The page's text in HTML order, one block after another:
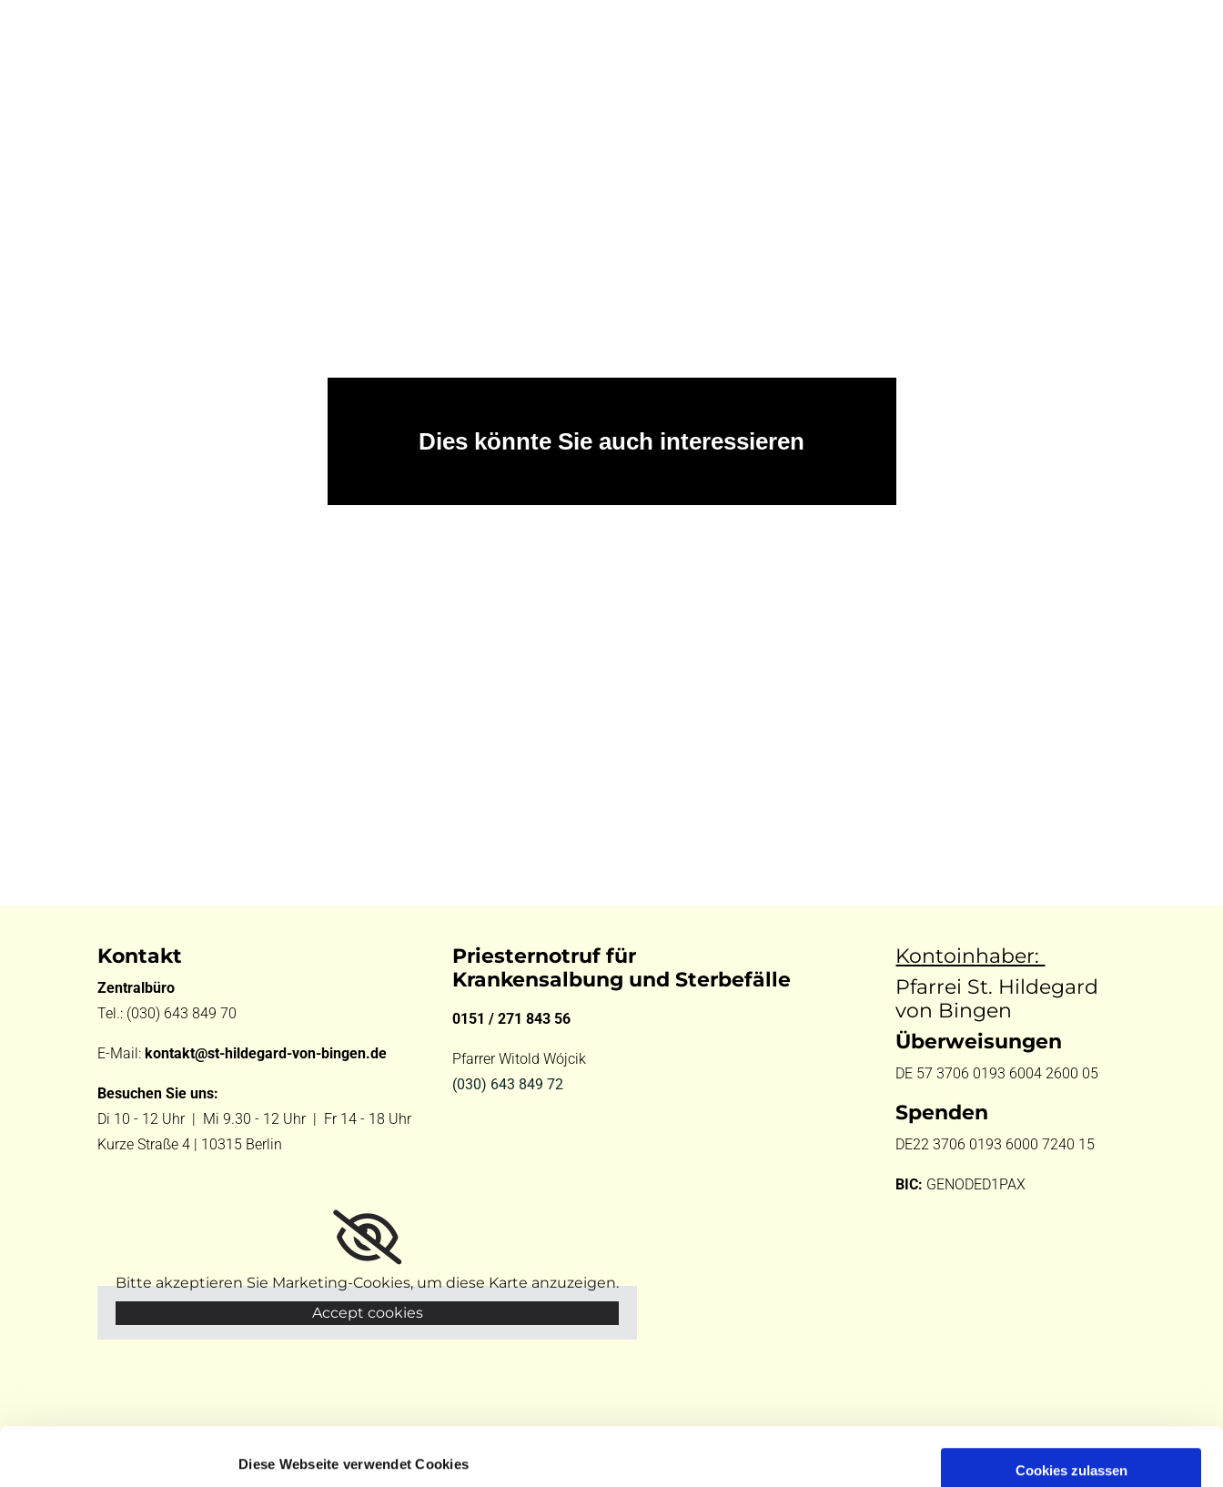
Diese Webseite verwendet Cookies
Cookies zulassen
Dies könnte Sie auch interessieren
Kontakt
Zentralbüro
Tel.: (030) 643 849 70
E-Mail: kontakt@st-hildegard-von-bingen.de
Besuchen Sie uns:
Di 10 - 12 Uhr | Mi 9.30 - 12 Uhr | Fr 14 - 18 Uhr
Kurze Straße 4 | 10315 Berlin
Priesternotruf für
Krankensalbung und Sterbefälle
0151 / 271 843 56
Pfarrer Witold Wójcik
(030) 643 849 72
Kontoinhaber:
Pfarrei St. Hildegard
von Bingen
Überweisungen
DE 57 3706 0193 6004 2600 05
Spenden
DE22 3706 0193 6000 7240 15
BIC: GENODED1PAX
Bitte akzeptieren Sie Marketing-Cookies, um diese Karte anzuzeigen.
Accept cookies